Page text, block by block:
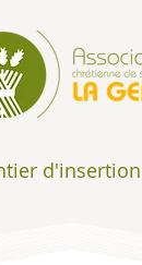
d'insertion